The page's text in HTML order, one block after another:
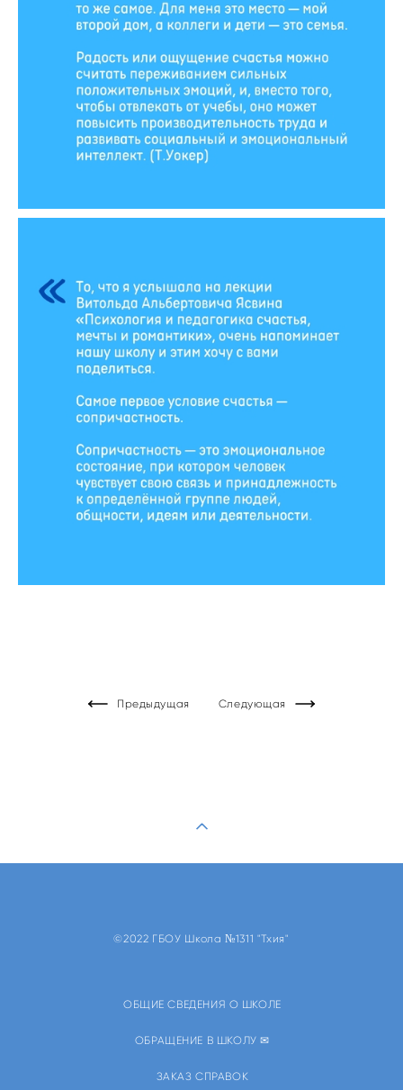
Предыдущая Следующая
©2022 ГБОУ Школа №1311 "Тхия"
ОБЩИЕ СВЕДЕНИЯ О ШКОЛЕ
ОБРАЩЕНИЕ В ШКОЛУ ✉
ЗАКАЗ СПРАВОК